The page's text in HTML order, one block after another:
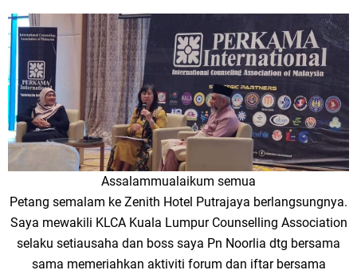
Assalammualaikum semua
Petang semalam ke Zenith Hotel Putrajaya berlangsungnya.
Saya mewakili KLCA Kuala Lumpur Counselling Association
selaku setiausaha dan boss saya Pn Noorlia dtg bersama
sama memeriahkan aktiviti forum dan iftar bersama